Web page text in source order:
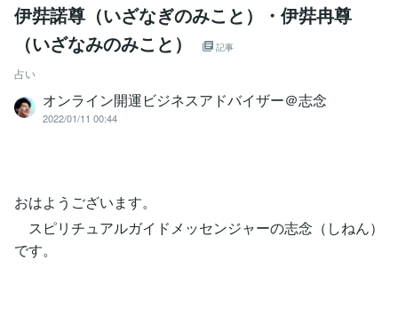
伊弉諾尊（いざなぎのみこと）・伊弉冉尊
（いざなみのみこと）
記事
占い
オンライン開運ビジネスアドバイザー＠志念
2022/01/11 00:44
おはようございます。
スピリチュアルガイドメッセンジャーの志念（しねん）
です。